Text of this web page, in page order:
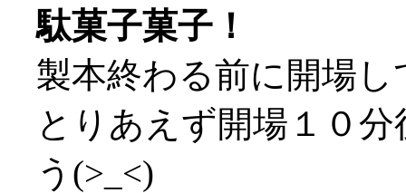
駄菓子菓子！
製本終わる前に開場
とりあえず開場１０
う(>_<)